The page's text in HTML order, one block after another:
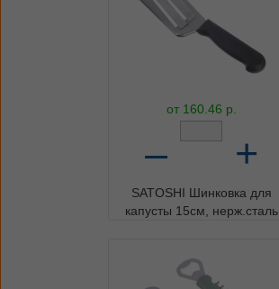
от 160.46 р.
– +
SATOSHI Шинковка для
капусты 15см, нерж.сталь